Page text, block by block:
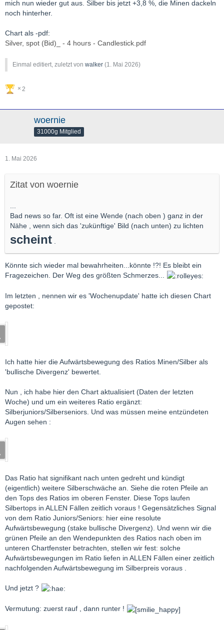
mich nun wieder gut aus. Silber bis jetzt +3,8 %, die Minen dackeln
noch hinterher.
Chart als -pdf:
Silver, spot (Bid)_ - 4 hours - Candlestick.pdf
Einmal editiert, zuletzt von walker (1. Mai 2026)
2
woernie
31000g Mitglied
1. Mai 2026
Zitat von woernie
Bad news so far. Oft ist eine Wende (nach oben ) ganz in der
Nähe , wenn sich das 'zukünftige' Bild (nach unten) zu lichten
scheint
Könnte sich wieder mal bewahrheiten...könnte !?! Es bleibt ein
Fragezeichen. Der Weg des größten Schmerzes...
Im letzten , nennen wir es 'Wochenupdate' hatte ich diesen Chart
gepostet:
Ich hatte hier die Aufwärtsbewegung des Ratios Minen/Silber als
'bullische Divergenz' bewertet.
Nun , ich habe hier den Chart aktualisiert (Daten der letzten
Woche) und um ein weiteres Ratio ergänzt:
Silberjuniors/Silberseniors. Und was müssen meine entzündeten
Augen sehen :
Das Ratio hat signifikant nach unten gedreht und kündigt
(eigentlich) weitere Silberschwäche an. Siehe die roten Pfeile an
den Tops des Ratios im oberen Fenster. Diese Tops laufen
Silbertops in ALLEN Fällen zeitlich voraus ! Gegensätzliches Signal
von dem Ratio Juniors/Seniors: hier eine resolute
Aufwärtsbewegung (stake bullische Divergenz). Und wenn wir die
grünen Pfeile an den Wendepunkten des Ratios nach oben im
unteren Chartfenster betrachten, stellen wir fest: solche
Aufwärtsbewegungen im Ratio liefen in ALLEN Fällen einer zeitlich
nachfolgenden Aufwärtsbewegung im Silberpreis voraus .
Und jetzt ?
Vermutung: zuerst rauf , dann runter !